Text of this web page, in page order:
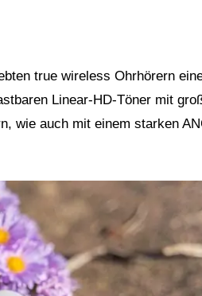
true wireless Ohrhörern
Linear-HD-Töner mit
wie auch mit einem starken